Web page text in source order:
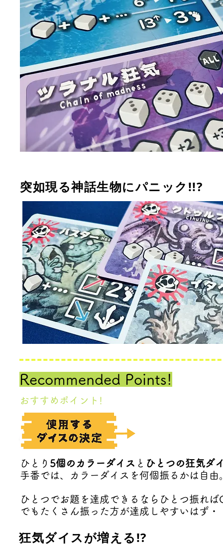
突如現る神話生物にパニック!!?
Recommended Points​!
​おすすめポイント!
ひとり 5個のカラーダイス と ひとつの狂気ダ
手番では、カラーダイスを何個振るかは自由
ひとつでお題を達成できるならひとつ振れ
でもたくさん振った方が達成しやすいはず・
狂気ダイスが増える!?